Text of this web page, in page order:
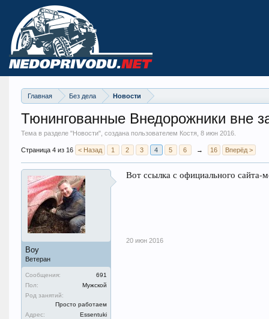
Главная Без дела Новости
Тюнингованные Внедорожники вне
Тема в разделе "Новости", создана пользователем Костя, 8 июн 2016.
Страница 4 из 16 < Назад 1 2 3 4 5 6 → 16 Вперёд >
Boy
Ветеран
Сообщения:
691
Пол:
Мужской
Род занятий:
Просто работаем
Адрес:
Essentuki
Вот ссылка с официального
20 июн 2016